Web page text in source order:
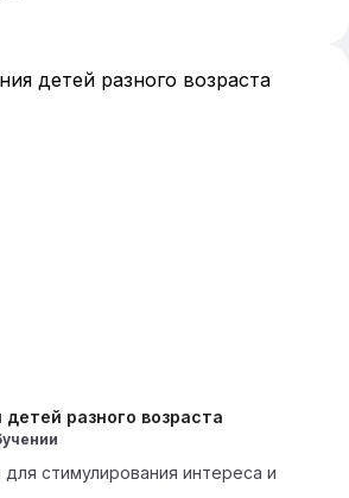
разного возраста
стимулирования интереса и